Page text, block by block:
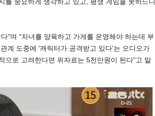
"며 "자녀를 양육하고 가게를 운영해야 하는데 부
계 도중에 '캐릭터가 공격받고 있다'는 오디오가
으로 고려한다면 위자료는 5천만원이 된다"고 말